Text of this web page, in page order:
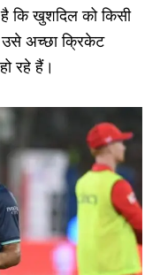
कि खुशदिल को किसी
उसे अच्छा क्रिकेट
रहे हैं।